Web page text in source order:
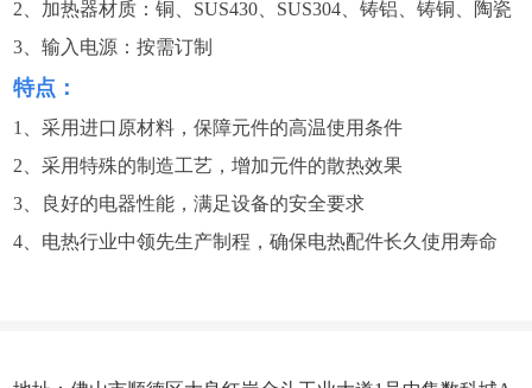
2、加热器材质：铜、SUS430、SUS304、铸铝、铸铜、陶瓷
3、输入电源：按需订制
特点：
1、采用进口原材料，保障元件的高温使用条件
2、采用特殊的制造工艺，增加元件的散热效果
3、良好的电器性能，满足设备的安全要求
4、电热行业中领先生产制程，确保电热配件长久使用寿命